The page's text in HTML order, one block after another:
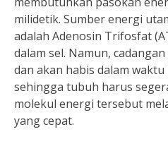
milidetik. Sumber energi
adalah Adenosin Trifosfat
dalam sel. Namun,
dan akan habis dalam
sehingga tubuh harus
molekul energi tersebut
yang cepat.